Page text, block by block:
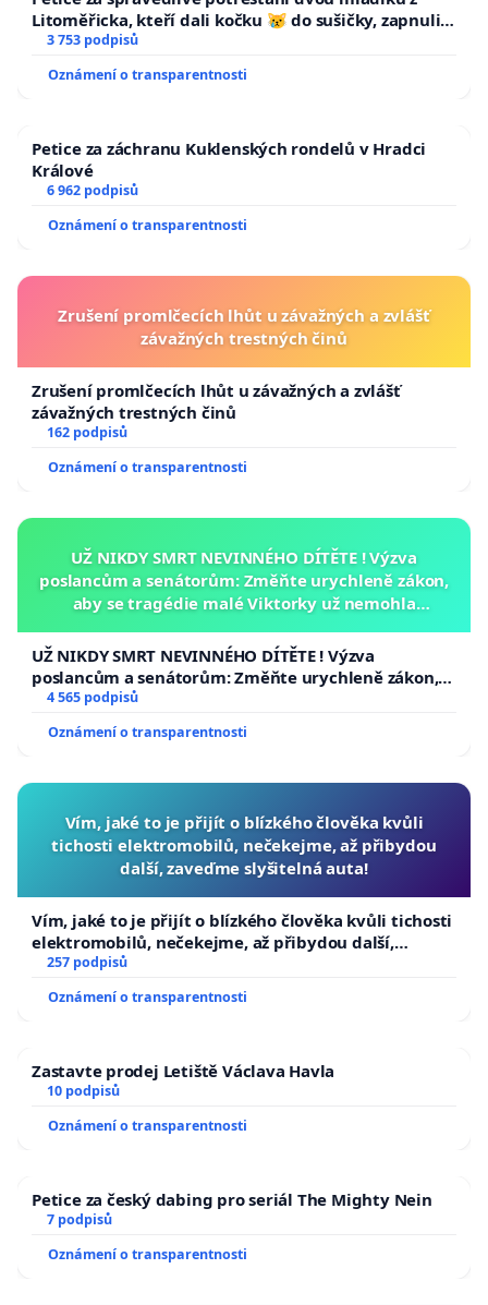
Litoměřicka, kteří dali kočku 😿 do sušičky, zapnuli ji
a umírání zvířete natočili.
3 753 podpisů
Oznámení o transparentnosti
Petice za záchranu Kuklenských rondelů v Hradci
Králové
6 962 podpisů
Oznámení o transparentnosti
Zrušení promlčecích lhůt u závažných a zvlášť
závažných trestných činů
Zrušení promlčecích lhůt u závažných a zvlášť
závažných trestných činů
162 podpisů
Oznámení o transparentnosti
UŽ NIKDY SMRT NEVINNÉHO DÍTĚTE ! Výzva
poslancům a senátorům: Změňte urychleně zákon,
aby se tragédie malé Viktorky už nemohla
UŽ NIKDY SMRT NEVINNÉHO DÍTĚTE ! Výzva
poslancům a senátorům: Změňte urychleně zákon,
aby se tragédie malé Viktorky už nemohla opakovat!
4 565 podpisů
Oznámení o transparentnosti
Vím, jaké to je přijít o blízkého člověka kvůli
tichosti elektromobilů, nečekejme, až přibydou
další, zaveďme slyšitelná auta!
Vím, jaké to je přijít o blízkého člověka kvůli tichosti
elektromobilů, nečekejme, až přibydou další,
zaveďme slyšitelná auta!
257 podpisů
Oznámení o transparentnosti
Zastavte prodej Letiště Václava Havla
10 podpisů
Oznámení o transparentnosti
Petice za český dabing pro seriál The Mighty Nein
7 podpisů
Oznámení o transparentnosti